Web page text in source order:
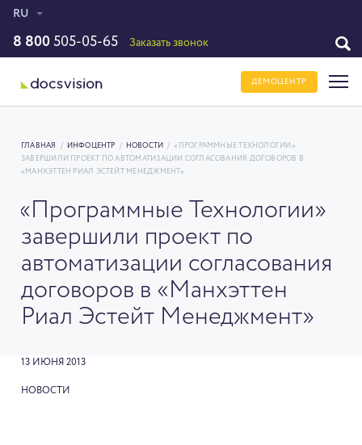
RU
8 800 505-05-65 Заказать звонок
ДЕМОЦЕНТР
ГЛАВНАЯ / ИНФОЦЕНТР / НОВОСТИ /
«ПРОГРАММНЫЕ ТЕХНОЛОГИИ»
ЗАВЕРШИЛИ ПРОЕКТ ПО АВТОМАТИЗАЦИИ СОГЛАСОВАНИЯ ДОГОВОРОВ В
«МАНХЭТТЕН РИАЛ ЭСТЕЙТ МЕНЕДЖМЕНТ»
«Программные Технологии»
завершили проект по
автоматизации согласования
договоров в «Манхэттен
Риал Эстейт Менеджмент»
13 ИЮНЯ 2013
НОВОСТИ